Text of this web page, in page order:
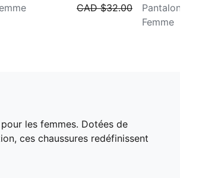
CAD $32.00
Pantalon
Femme
les femmes. Dotées de
ces chaussures redéfinissent